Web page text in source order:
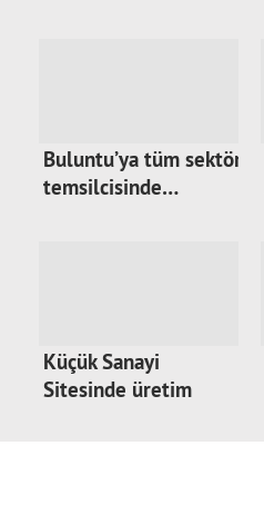
Buluntu’ya tüm sektör
temsilcisinde…
Küçük Sanayi
Sitesinde üretim